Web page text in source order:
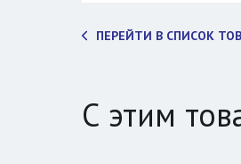
ПЕРЕЙТИ В СПИСОК
С этим